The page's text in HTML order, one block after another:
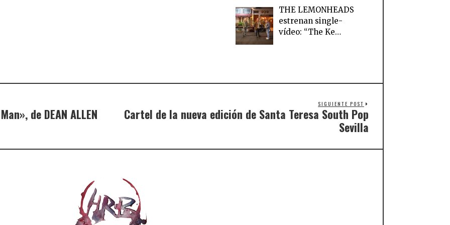
THE LEMONHEADS
estrenan single-
vídeo: “The Ke…
de DEAN ALLEN
SIGUIENTE POST
Cartel de la nueva edición de Santa Teresa South Pop
Sevilla